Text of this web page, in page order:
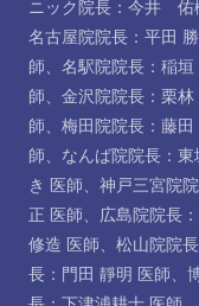
ニック院長：今井 佑
名古屋院院長：平田
師、 名駅院院長：稲垣
師、 金沢院院長：栗林
師、 梅田院院長：藤田
師、 なんば院院長：
き 医師、 神戸三宮院
正 医師、 広島院院長
修造 医師、 松山院院
長：門田 靜明 医師、